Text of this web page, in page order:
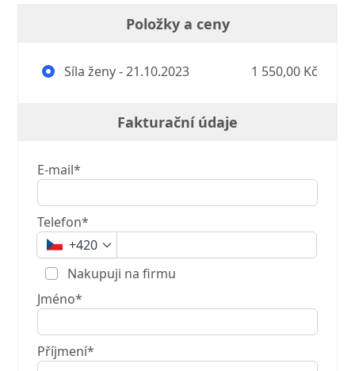
Položky a ceny
Síla ženy - 21.10.2023 1 550,00 Kč
Fakturační údaje
E-mail*
Telefon*
+420
Nakupuji na firmu
Jméno*
Příjmení*